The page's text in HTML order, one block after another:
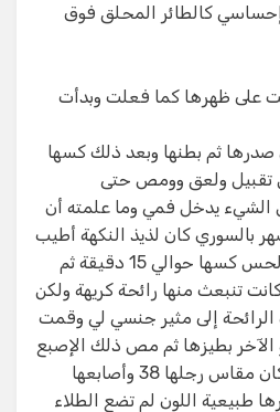
كالطائر المحلق فوق
على ظهرها كما فعلت وبدأت
صدرها ثم بطنها وبعد ذلك كسها
تقبيل ولعق وومص حتى
يدخل فمي وما علمته أن
بالسوري كان لذيذ النكهة أطيب
ما تذوقت بجياتي وبقيت ألحس كسها حوالي 15 دقيقة ثم
تنبعث منها رائحة كريهة ولكن
الرائحة إلى مثير جنسي لي وقمت
الآخر بطيزها ثم مص ذلك الإصبع
ونزلت بعدها إلى قدميها كان مقاس رجلها 38 وأصابعها
طبيعية اللون لم تضع الطلاء